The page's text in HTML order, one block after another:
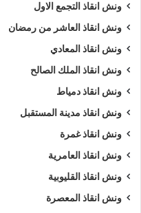
ونش انقاذ التجمع الاول
ونش انقاذ العاشر من رمضان
ونش انقاذ المعادي
ونش انقاذ الملك الصالح
ونش انقاذ دمياط
ونش انقاذ مدينة المستقبل
ونش انقاذ غمرة
ونش انقاذ العامرية
ونش انقاذ القليوبية
ونش انقاذ المعصرة